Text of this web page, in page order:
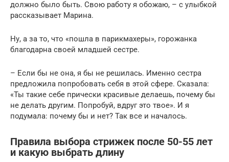
должно было быть. Свою работу я обожаю, – с улыбкой
рассказывает Марина.
Ну, а за то, что «пошла в парикмахеры», горожанка
благодарна своей младшей сестре.
– Если бы не она, я бы не решилась. Именно сестра
предложила попробовать себя в этой сфере. Сказала:
«Ты такие себе прически красивые делаешь, почему бы
не делать другим. Попробуй, вдруг это твое». И я
подумала: почему бы и нет? Так все и началось.
Правила выбора стрижек после 50-55 лет
и какую выбрать длину